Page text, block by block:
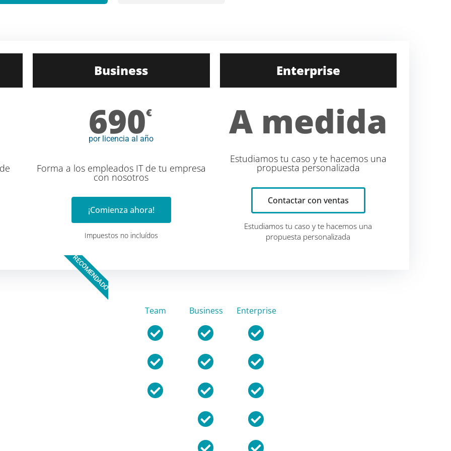
Business
690€
por licencia al año
Forma a los empleados IT de tu empresa
con nosotros
¡Comienza ahora!
Impuestos no incluídos
RECOMENDADO
Enterprise
A medida
Estudiamos tu caso y te hacemos una
propuesta personalizada
Contactar con ventas
Estudiamos tu caso y te hacemos una
propuesta personalizada
Team Business Enterprise